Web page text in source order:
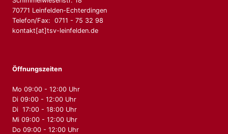
70771 Leinfelden-Echterdingen
Telefon/Fax: 0711 - 75 32 98
kontakt[at]tsv-leinfelden.de
Öffnungszeiten
Mo 09:00 - 12:00 Uhr
Di 09:00 - 12:00 Uhr
Di 17:00 - 18:00 Uhr
Mi 09:00 - 12:00 Uhr
Do 09:00 - 12:00 Uhr